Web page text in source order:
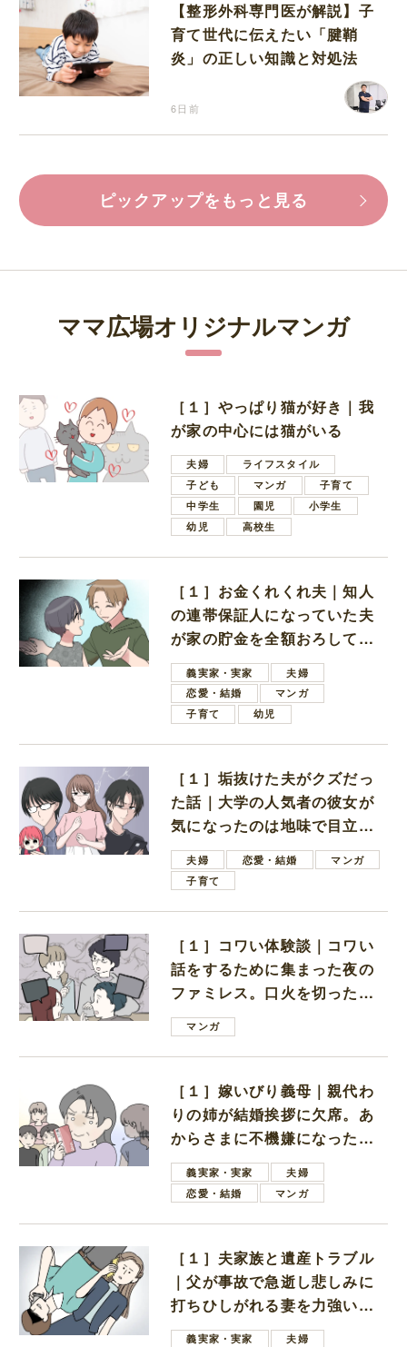
【整形外科専門医が解説】子
育て世代に伝えたい「腱鞘
炎」の正しい知識と対処法
6日前
ピックアップをもっと見る
ママ広場オリジナルマンガ
［１］やっぱり猫が好き｜我
が家の中心には猫がいる
夫婦
ライフスタイル
子ども
マンガ
子育て
中学生
園児
小学生
幼児
高校生
［１］お金くれくれ夫｜知人
の連帯保証人になっていた夫
が家の貯金を全額おろしてほ
しいと言ってきた
義実家・実家
夫婦
恋愛・結婚
マンガ
子育て
幼児
［１］垢抜けた夫がクズだっ
た話｜大学の人気者の彼女が
気になったのは地味で目立た
ない男子学生
夫婦 恋愛・結婚
マンガ
子育て
［１］コワい体験談｜コワい
話をするために集まった夜の
ファミレス。口火を切ったの
は電車好きの男の子ママ
マンガ
［１］嫁いびり義母｜親代わ
りの姉が結婚挨拶に欠席。あ
からさまに不機嫌になった義
母義実家・実家
夫婦
恋愛・結婚
マンガ
［１］夫家族と遺産トラブル
｜父が事故で急逝し悲しみに
打ちひしがれる妻を力強い言
葉で励ます夫
義実家・実家
夫婦